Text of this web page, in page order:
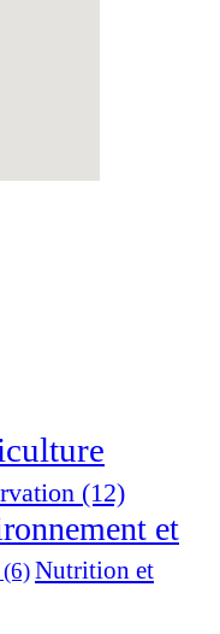
(12)
et
(6)Nutrition et